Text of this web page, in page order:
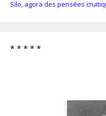
Silo, agora des pensées
* * * * *